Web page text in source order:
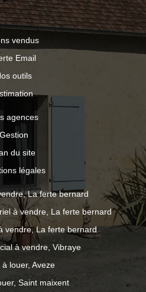
vendus
Email
outils
agences
Gestion
du site
légales
La ferte bernard
à vendre, La ferte bernard
vendre, La ferte bernard
à vendre, Vibraye
à louer, Aveze
Saint maixent